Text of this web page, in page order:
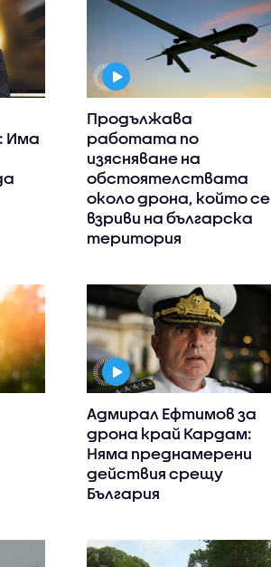
Има
Продължава
работата по
изясняване на
обстоятелствата
около дрона, който се
взриви на българска
територия
Адмирал Ефтимов за
дрона край Кардам:
Няма преднамерени
действия срещу
България